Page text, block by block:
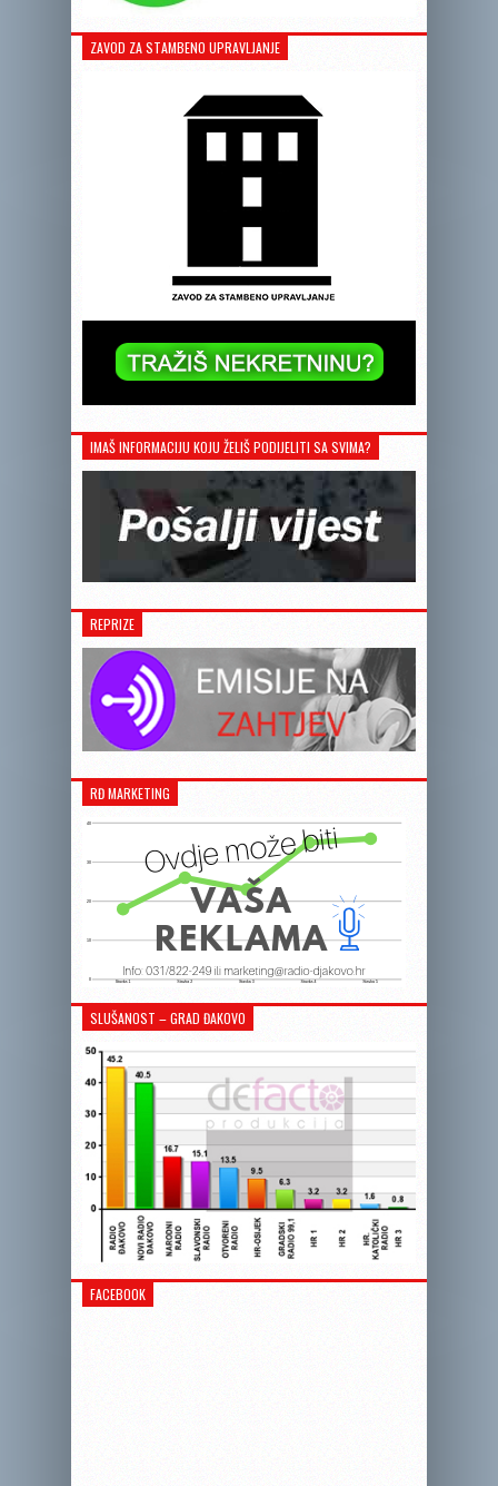
ZAVOD ZA STAMBENO UPRAVLJANJE
IMAŠ INFORMACIJU KOJU ŽELIŠ PODIJELITI SA SVIMA?
REPRIZE
RĐ MARKETING
SLUŠANOST – GRAD ĐAKOVO
FACEBOOK